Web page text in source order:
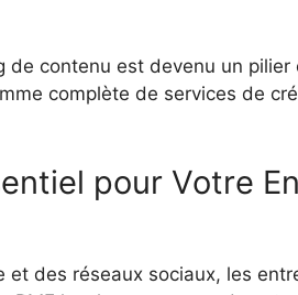
contenu est devenu un
complète de services de
pour Votre
des réseaux sociaux, les